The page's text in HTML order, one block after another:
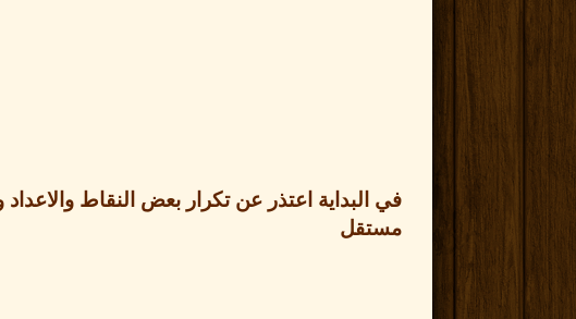
في البداية اعتذر عن تكرار بعض النقاط
مستقل